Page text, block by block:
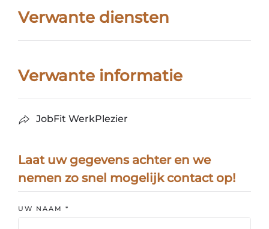
Verwante diensten
Verwante informatie
JobFit WerkPlezier
Laat uw gegevens achter en we
nemen zo snel mogelijk contact op!
UW NAAM *